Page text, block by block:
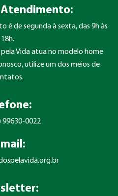
é de segunda à sexta, das 9h às
18h.
Vida atua no modelo home
utilize um dos meios de
99630-0022